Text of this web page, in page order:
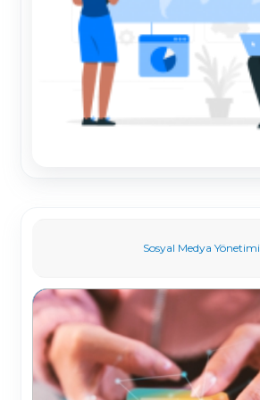
Sosyal Medya Yönetimi